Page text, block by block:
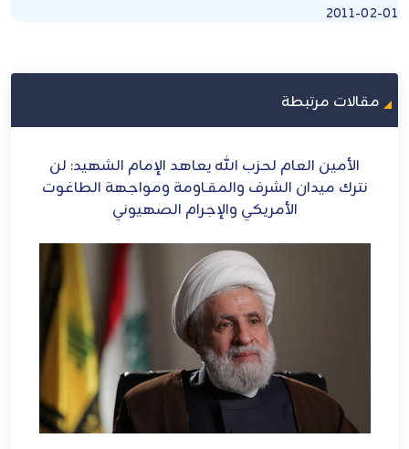
2011-02-01
مقالات مرتبطة
الأمين العام لحزب الله يعاهد الإمام الشهيد: لن
نترك ميدان الشرف والمقـاومة ومواجهة الطاغوت
الأمريكي والإجرام الصهيوني